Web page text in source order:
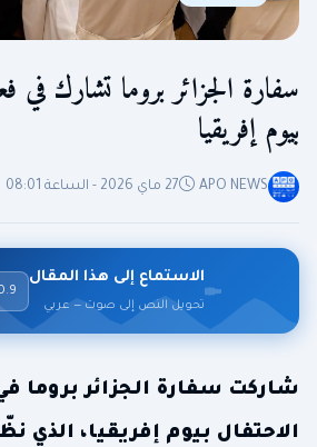
سفارة الجزائر بروما تشارك في
بيوم إفريقيا
APO NEWS 27 ماي 2026 - الساعة 08:01
الاستماع إلى هذا المقال
تحويل النص إلى صوت — عربي
شاركت سفارة الجزائر بروما
الاحتفال بيوم إفريقيا،